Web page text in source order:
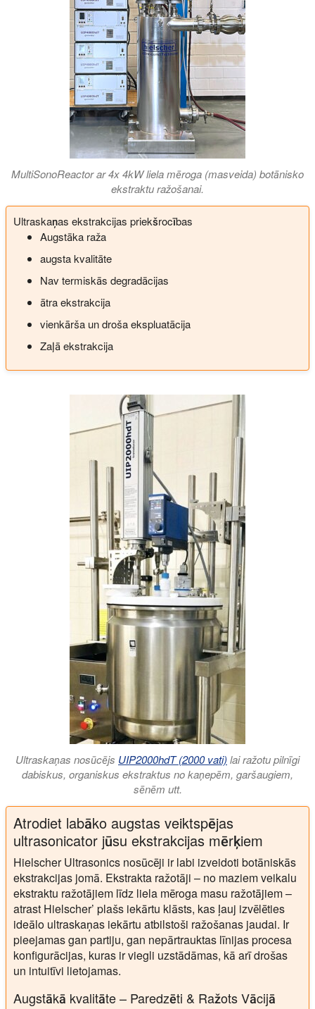
MultiSonoReactor ar 4x 4kW liela mēroga (masveida) botānisko
ekstraktu ražošanai.
Ultraskaņas ekstrakcijas priekšrocības
Augstāka raža
augsta kvalitāte
Nav termiskās degradācijas
ātra ekstrakcija
vienkārša un droša ekspluatācija
Zaļā ekstrakcija
Ultraskaņas nosūcējs UIP2000hdT (2000 vati) lai ražotu pilnīgi
dabiskus, organiskus ekstraktus no kaņepēm, garšaugiem,
sēnēm utt.
Atrodiet labāko augstas veiktspējas
ultrasonicator jūsu ekstrakcijas mērķiem
Hielscher Ultrasonics nosūcēji ir labi izveidoti botāniskās
ekstrakcijas jomā. Ekstrakta ražotāji – no maziem veikalu
ekstraktu ražotājiem līdz liela mēroga masu ražotājiem –
atrast Hielscher’ plašs iekārtu klāsts, kas ļauj izvēlēties
ideālo ultraskaņas iekārtu atbilstoši ražošanas jaudai. Ir
pieejamas gan partiju, gan nepārtrauktas līnijas procesa
konfigurācijas, kuras ir viegli uzstādāmas, kā arī drošas
un intuitīvi lietojamas.
Augstākā kvalitāte – Paredzēti & Ražots Vācijā